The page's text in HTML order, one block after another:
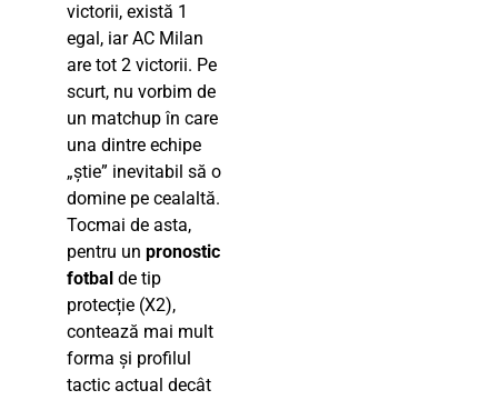
victorii, există 1
egal, iar AC Milan
are tot 2 victorii. Pe
scurt, nu vorbim de
un matchup în care
una dintre echipe
„știe” inevitabil să o
domine pe cealaltă.
Tocmai de asta,
pentru un pronostic
fotbal de tip
protecție (X2),
contează mai mult
forma și profilul
tactic actual decât